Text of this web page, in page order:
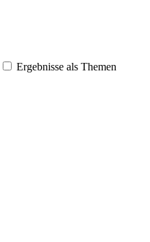
Ergebnisse als Themen